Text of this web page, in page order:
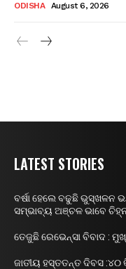
ODISHA August 6, 2026
LATEST STORIES
ବର୍ଷା ହେଲେ ବଢୁଛି ଭୁସ୍ଖଳନ
ସମ୍ଭାବ୍ୟ ଅଞ୍ଚଳ ଭାବେ
ତେଜୁଛି ରେଭେନ୍ସା ବିବାଦ :
ଜାତୀୟ ହସ୍ତତନ୍ତ ଦିବସ :୪୦